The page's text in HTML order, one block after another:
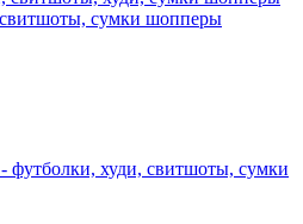
сумки шопперы
футболки, худи, свитшоты, сумки